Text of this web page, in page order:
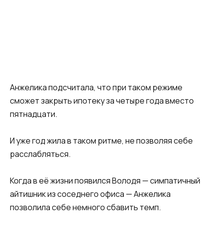
Анжелика подсчитала, что при таком режиме
сможет закрыть ипотеку за четыре года вместо
пятнадцати.
И уже год жила в таком ритме, не позволяя себе
расслабляться.
Когда в её жизни появился Володя — симпатичный
айтишник из соседнего офиса — Анжелика
позволила себе немного сбавить темп.